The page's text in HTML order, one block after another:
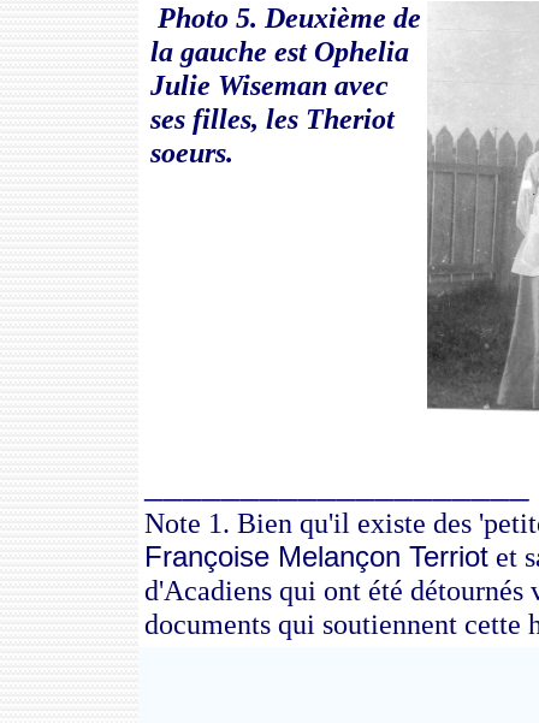
Photo 5. Deuxième de
la gauche est Ophelia
Julie Wiseman avec
ses filles, les Theriot
soeurs.
Note 1. Bien qu'il existe des
Françoise Melançon Terriot et
d'Acadiens qui ont été
documents qui soutiennent cette